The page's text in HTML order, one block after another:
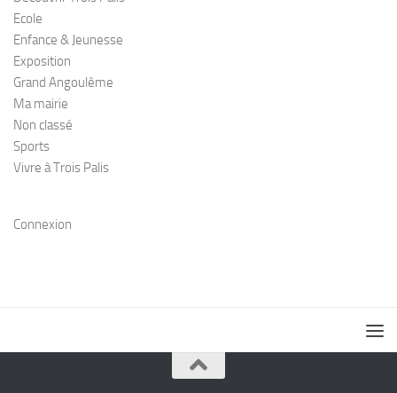
Ecole
Enfance & Jeunesse
Exposition
Grand Angoulême
Ma mairie
Non classé
Sports
Vivre à Trois Palis
Connexion